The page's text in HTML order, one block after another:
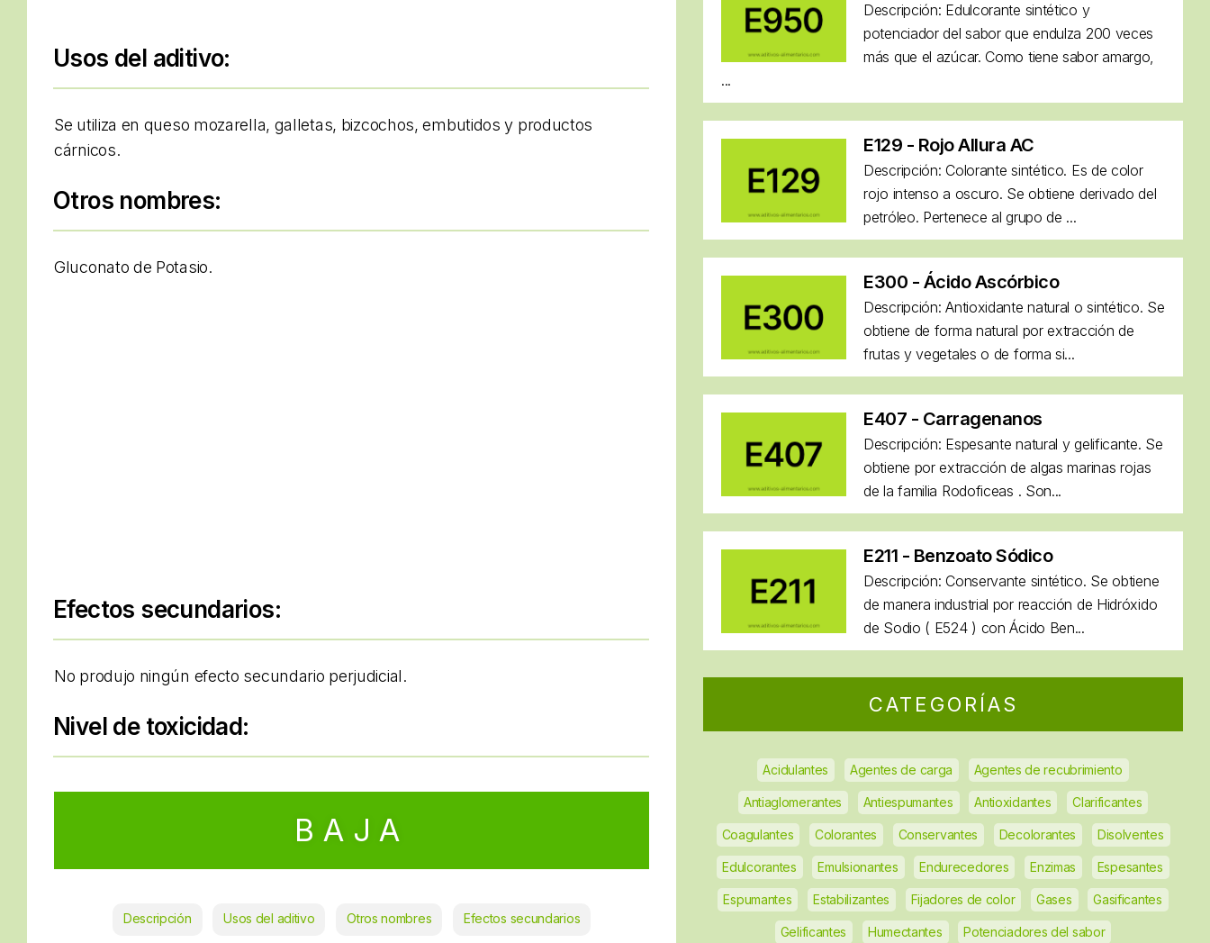
Usos del aditivo:
Se utiliza en queso mozarella, galletas, bizcochos, embutidos y productos
cárnicos.
Otros nombres:
Gluconato de Potasio.
Efectos secundarios:
No produjo ningún efecto secundario perjudicial.
Nivel de toxicidad:
BAJA
Descripción Usos del aditivo Otros nombres Efectos secundarios
Descripción: Edulcorante sintético y
potenciador del sabor que endulza 200 veces
más que el azúcar. Como tiene sabor amargo,
...
E129 - Rojo Allura AC
Descripción: Colorante sintético. Es de color
rojo intenso a oscuro. Se obtiene derivado del
petróleo. Pertenece al grupo de ...
E300 - Ácido Ascórbico
Descripción: Antioxidante natural o sintético. Se
obtiene de forma natural por extracción de
frutas y vegetales o de forma si...
E407 - Carragenanos
Descripción: Espesante natural y gelificante. Se
obtiene por extracción de algas marinas rojas
de la familia Rodoficeas . Son...
E211 - Benzoato Sódico
Descripción: Conservante sintético. Se obtiene
de manera industrial por reacción de Hidróxido
de Sodio ( E524 ) con Ácido Ben...
CATEGORÍAS
Acidulantes Agentes de carga Agentes de recubrimiento
Antiaglomerantes Antiespumantes Antioxidantes Clarificantes
Coagulantes Colorantes Conservantes Decolorantes Disolventes
Edulcorantes Emulsionantes Endurecedores Enzimas Espesantes
Espumantes Estabilizantes Fijadores de color Gases Gasificantes
Gelificantes Humectantes Potenciadores del sabor